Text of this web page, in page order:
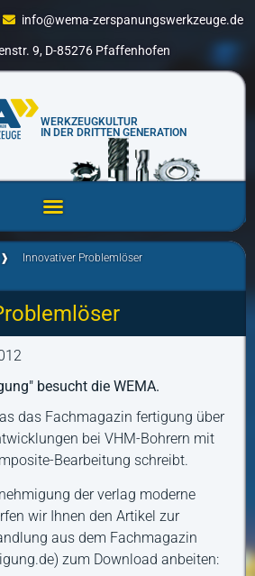
info@wema-zerspanungswerkzeuge.de
9, D-85276 Pfaffenhofen
WERKZEUGKULTUR
IN DER DRITTEN GENERATION
Innovativer Problemlöser
besucht die WEMA.
das Fachmagazin fertigung über
bei VHM-Bohrern mit
Bearbeitung schreibt.
der verlag moderne
wir Ihnen den Artikel zur
aus dem Fachmagazin
zum Download anbeiten: